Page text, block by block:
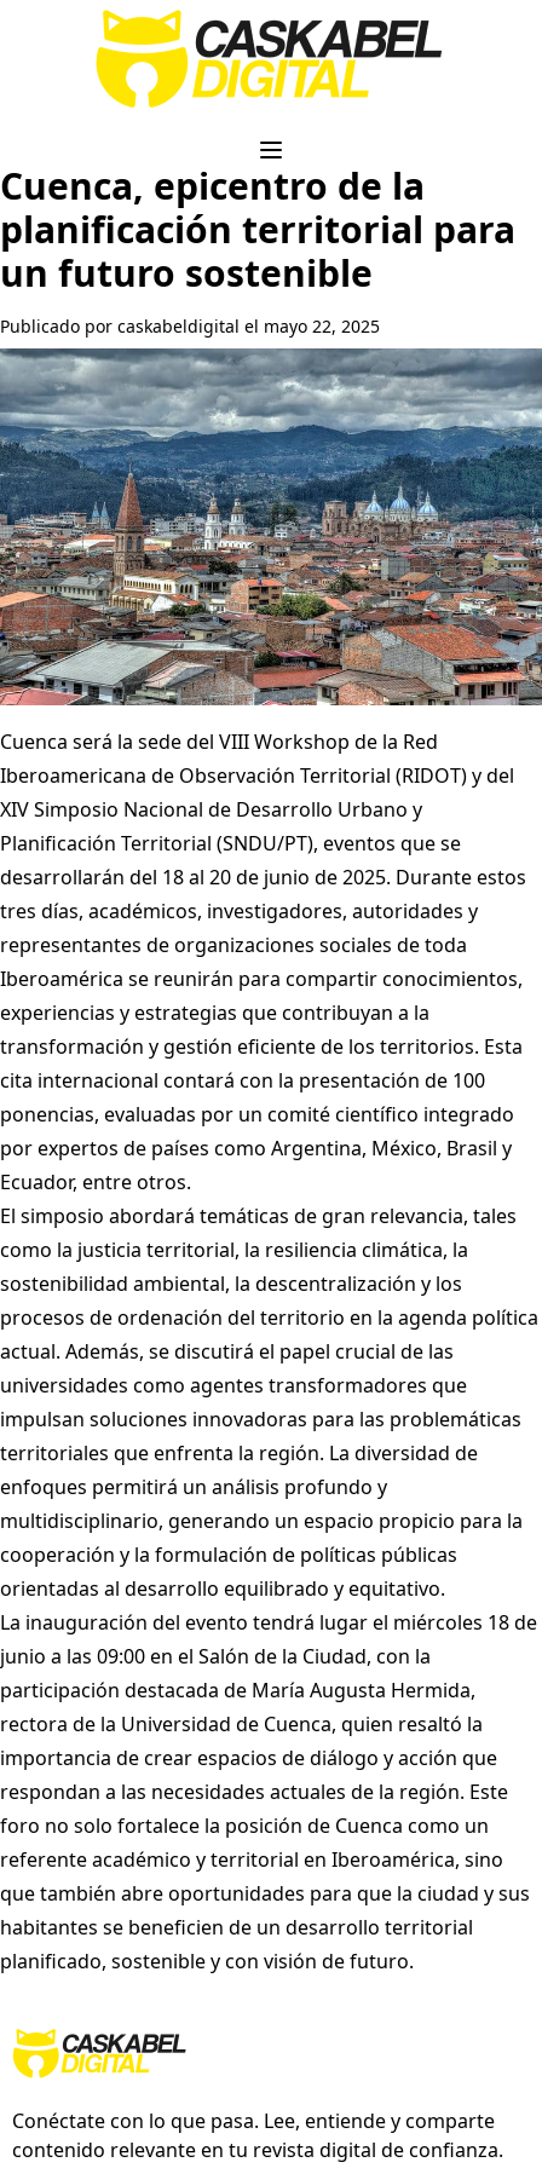
Cuenca, epicentro de la
planificación territorial para
un futuro sostenible
Publicado por caskabeldigital el mayo 22, 2025
Cuenca será la sede del VIII Workshop de la Red
Iberoamericana de Observación Territorial (RIDOT) y del
XIV Simposio Nacional de Desarrollo Urbano y
Planificación Territorial (SNDU/PT), eventos que se
desarrollarán del 18 al 20 de junio de 2025. Durante estos
tres días, académicos, investigadores, autoridades y
representantes de organizaciones sociales de toda
Iberoamérica se reunirán para compartir conocimientos,
experiencias y estrategias que contribuyan a la
transformación y gestión eficiente de los territorios. Esta
cita internacional contará con la presentación de 100
ponencias, evaluadas por un comité científico integrado
por expertos de países como Argentina, México, Brasil y
Ecuador, entre otros.
El simposio abordará temáticas de gran relevancia, tales
como la justicia territorial, la resiliencia climática, la
sostenibilidad ambiental, la descentralización y los
procesos de ordenación del territorio en la agenda política
actual. Además, se discutirá el papel crucial de las
universidades como agentes transformadores que
impulsan soluciones innovadoras para las problemáticas
territoriales que enfrenta la región. La diversidad de
enfoques permitirá un análisis profundo y
multidisciplinario, generando un espacio propicio para la
cooperación y la formulación de políticas públicas
orientadas al desarrollo equilibrado y equitativo.
La inauguración del evento tendrá lugar el miércoles 18 de
junio a las 09:00 en el Salón de la Ciudad, con la
participación destacada de María Augusta Hermida,
rectora de la Universidad de Cuenca, quien resaltó la
importancia de crear espacios de diálogo y acción que
respondan a las necesidades actuales de la región. Este
foro no solo fortalece la posición de Cuenca como un
referente académico y territorial en Iberoamérica, sino
que también abre oportunidades para que la ciudad y sus
habitantes se beneficien de un desarrollo territorial
planificado, sostenible y con visión de futuro.
Conéctate con lo que pasa. Lee, entiende y comparte
contenido relevante en tu revista digital de confianza.